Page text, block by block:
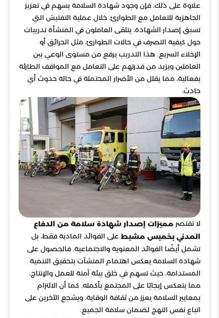
علاوة على ذلك، فإن وجود شهادة السلامة يسهم في تعزيز
الجاهزية للتعامل مع الطوارئ. خلال عملية التفتيش التي
تسبق إصدار الشهادة، يتلقى العاملون في المنشأة تدريبات
حول كيفية التصرف في حالات الطوارئ، مثل الحرائق أو
الإخلاء السريع. هذا التدريب يرفع من مستوى الوعي بين
العاملين ويزيد من قدرتهم على التعامل مع المواقف الطارئة
بفعالية، مما يقلل من الأضرار المحتملة في حالة حدوث أي
حادث.
لا تقتصر مميزات إصدار شهادة سلامة من الدفاع
المدني بخميس مشيط على الفوائد المادية فقط، بل
تشمل أيضًا الفوائد المعنوية والاجتماعية. فالحصول على
شهادة السلامة يعكس اهتمام المنشآت بتحقيق التنمية
المستدامة، حيث تسهم في خلق بيئة آمنة للعمل والإنتاج،
مما ينعكس إيجابًا على المجتمع بأكمله. كما أن الالتزام
بمعايير السلامة يعزز من ثقافة الوقاية، ويشجع الآخرين على
اتباع نفس النهج لضمان سلامة الجميع.